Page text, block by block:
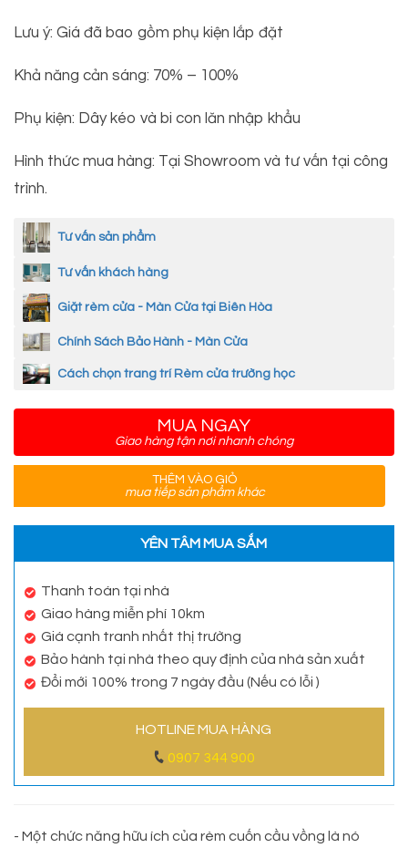
Lưu ý: Giá đã bao gồm phụ kiện lắp đặt
Khả năng cản sáng: 70% – 100%
Phụ kiện: Dây kéo và bi con lăn nhập khẩu
Hình thức mua hàng: Tại Showroom và tư vấn tại công
trình.
Tư vấn sản phẩm
Tư vấn khách hàng
Giặt rèm cửa - Màn Cửa tại Biên Hòa
Chính Sách Bảo Hành - Màn Cửa
Cách chọn trang trí Rèm cửa trường học
MUA NGAY
Giao hàng tận nơi nhanh chóng
THÊM VÀO GIỎ
mua tiếp sản phẩm khác
YÊN TÂM MUA SẮM
Thanh toán tại nhà
Giao hàng miễn phí 10km
Giá cạnh tranh nhất thị trường
Bảo hành tại nhà theo quy định của nhà sản xuất
Đổi mới 100% trong 7 ngày đầu (Nếu có lỗi )
HOTLINE MUA HÀNG
0907 344 900
- Một chức năng hữu ích của rèm cuốn cầu vồng là nó